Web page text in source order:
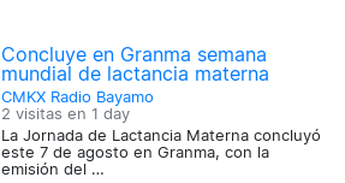
Concluye en Granma semana
mundial de lactancia materna
CMKX Radio Bayamo
2 visitas en 1 day
La Jornada de Lactancia Materna concluyó
este 7 de agosto en Granma, con la
emisión del …